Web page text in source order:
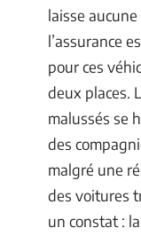
laisse
l’assurance
pour ces
deux places.
malussés se
des
malgré une
des voitures
un constat :